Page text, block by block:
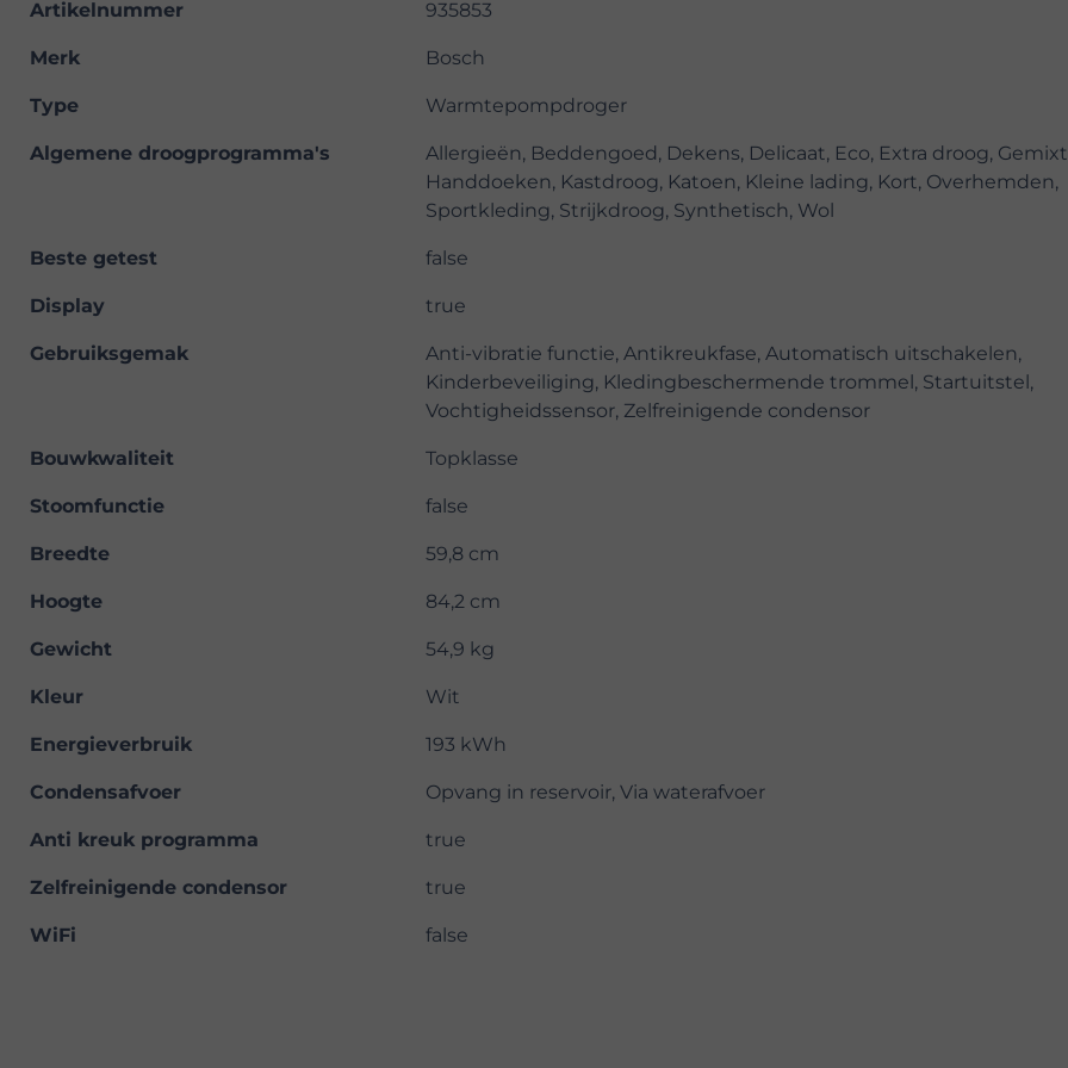
Artikelnummer 935853
Merk Bosch
Type Warmtepompdroger
Algemene droogprogramma's
Allergieën, Beddengoed, Dekens, Delicaat, Eco, Extra droog,
Handdoeken, Kastdroog, Katoen, Kleine lading, Kort, Overhemden,
Sportkleding, Strijkdroog, Synthetisch, Wol
Beste getest false
Display true
Gebruiksgemak
Anti-vibratie functie, Antikreukfase, Automatisch uitschakelen,
Kinderbeveiliging, Kledingbeschermende trommel, Startuitstel,
Vochtigheidssensor, Zelfreinigende condensor
Bouwkwaliteit Topklasse
Stoomfunctie false
Breedte 59,8 cm
Hoogte 84,2 cm
Gewicht 54,9 kg
Kleur Wit
Energieverbruik 193 kWh
Condensafvoer Opvang in reservoir, Via waterafvoer
Anti kreuk programma true
Zelfreinigende condensor true
WiFi false